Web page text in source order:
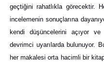
geçtiğini rahatlıkla görecektir.
incelemenin sonuçlarına
kendi düşüncelerini açıyor
devrimci uyarılarda bulunuyor.
her makalesi orta hacimli bir